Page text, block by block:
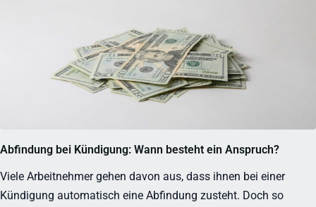
Abfindung bei Kündigung: Wann besteht ein Anspruch?
Viele Arbeitnehmer gehen davon aus, dass ihnen bei einer
Kündigung automatisch eine Abfindung zusteht. Doch so